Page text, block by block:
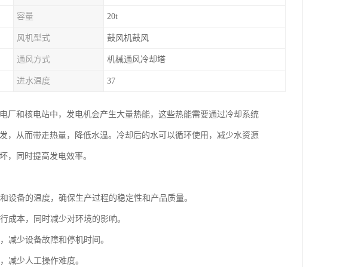
容量 20t
风机型式 鼓风机鼓风
通风方式 机械通风冷却塔
进水温度 37
厂和核电站中，发电机会产生大量热能，这些热能需要通过冷却系统
，从而带走热量，降低水温。冷却后的水可以循环使用，减少水资源
，同时提高发电效率。
设备的温度，确保生产过程的稳定性和产品质量。
成本，同时减少对环境的影响。
减少设备故障和停机时间。
减少人工操作难度。